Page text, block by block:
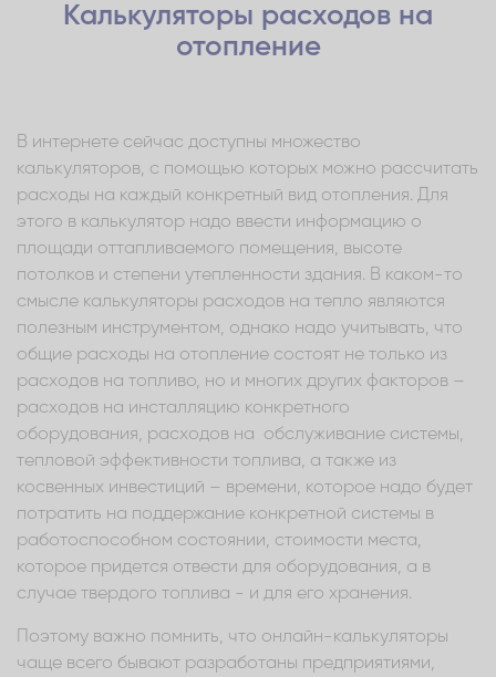
Калькуляторы расходов на
отопление
В интернете сейчас доступны множество
калькуляторов, с помощью которых можно рассчитать
расходы на каждый конкретный вид отопления. Для
этого в калькулятор надо ввести информацию о
площади оттапливаемого помещения, высоте
потолков и степени утепленности здания. В каком-то
смысле калькуляторы расходов на тепло являются
полезным инструментом, однако надо учитывать, что
общие расходы на отопление состоят не только из
расходов на топливо, но и многих других факторов –
расходов на инсталляцию конкретного
оборудования, расходов на обслуживание системы,
тепловой эффективности топлива, а также из
косвенных инвестиций – времени, которое надо будет
потратить на поддержание конкретной системы в
работоспособном состоянии, стоимости места,
которое придется отвести для оборудования, а в
случае твердого топлива - и для его хранения.
Поэтому важно помнить, что онлайн-калькуляторы
чаще всего бывают разработаны предприятиями,